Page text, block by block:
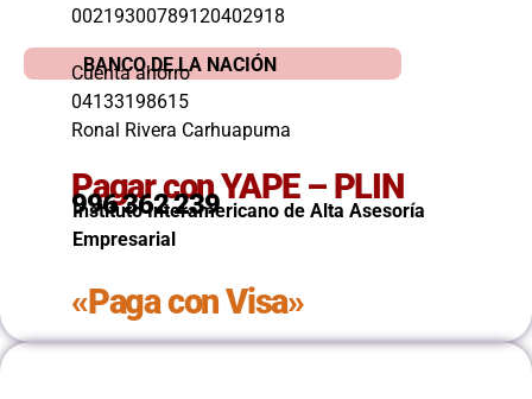
00219300789120402918
BANCO DE LA NACIÓN
Cuenta ahorro
04133198615
Ronal Rivera Carhuapuma
Pagar con YAPE – PLIN
996 362 239
Instituto Interamericano de Alta Asesoría
Empresarial
«Paga con Visa»